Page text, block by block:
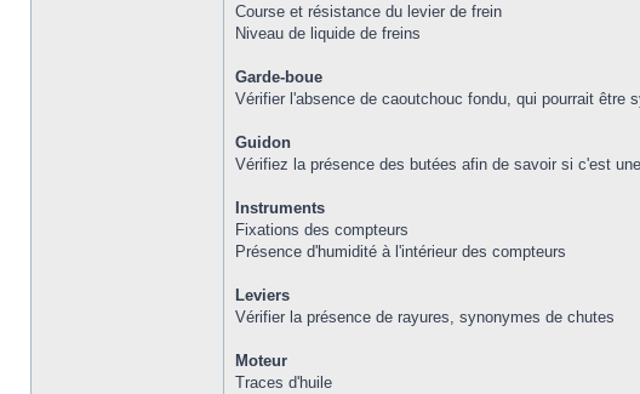
Course et résistance du levier de frein
Niveau de liquide de freins
Garde-boue
Vérifier l'absence de caoutchouc fondu, qui pourrait être
Guidon
Vérifiez la présence des butées afin de savoir si c'est
Instruments
Fixations des compteurs
Présence d'humidité à l'intérieur des compteurs
Leviers
Vérifier la présence de rayures, synonymes de chutes
Moteur
Traces d'huile